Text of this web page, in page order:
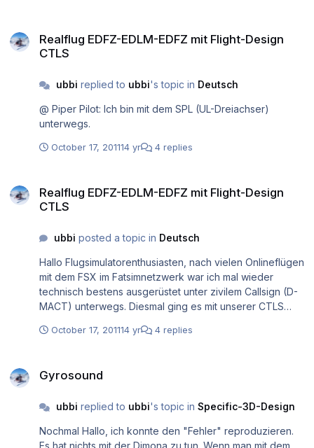
Realflug EDFZ-EDLM-EDFZ mit Flight-Design
CTLS
ubbi replied to ubbi's topic in Deutsch
@ Piper Pilot: Ich bin mit dem SPL (UL-Dreiachser)
unterwegs.
October 17, 201114 yr 4 replies
Realflug EDFZ-EDLM-EDFZ mit Flight-Design
CTLS
ubbi posted a topic in Deutsch
Hallo Flugsimulatorenthusiasten, nach vielen Onlineflügen
mit dem FSX im Fatsimnetzwerk war ich mal wieder
technisch bestens ausgerüstet unter zivilem Callsign (D-
MACT) unterwegs. Diesmal ging es mit unserer CTLS
Flugzeuge in Essen-Mülheim nicht zugelassen, also
(siehe Bild unten) und habe Hin und Rückflug gefilmt. Die
Mainz: Der Start Querabflug Uns kam leider im
Glück sah das ein anderer Flieger und warnte uns), wir
October 17, 201114 yr 4 replies
Gyrosound
ubbi replied to ubbi's topic in Specific-3D-Design
Nochmal Hallo, ich konnte den "Fehler" reproduzieren.
Es hat nichts mit der Dimona zu tun. Wenn man mit dem